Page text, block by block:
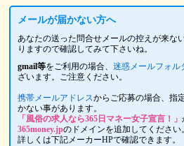
メールが届かない方へ
あなたの送った問合せメールの控えが来な
りますので確認してみて下さいね。
gmail等をご利用の場合、迷惑メールフォル
ざいます。ご注意ください。
携帯メールアドレスからご応募の場合、指
かない事があります。
「風俗の求人なら365日マネー女子宣言！」
365money.jpのドメインを追加してください
詳しくは下記メーカーHPで確認できます。